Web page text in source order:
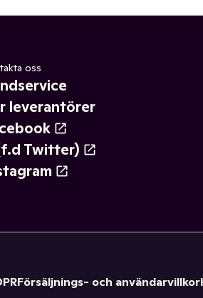
oss
leverantörer
Twitter)
Försäljnings- och användarvillkor